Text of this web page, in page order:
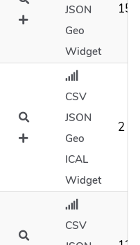
JSON
Geo
Widget
15
CSV
JSON
Geo
ICAL
Widget
2
CSV